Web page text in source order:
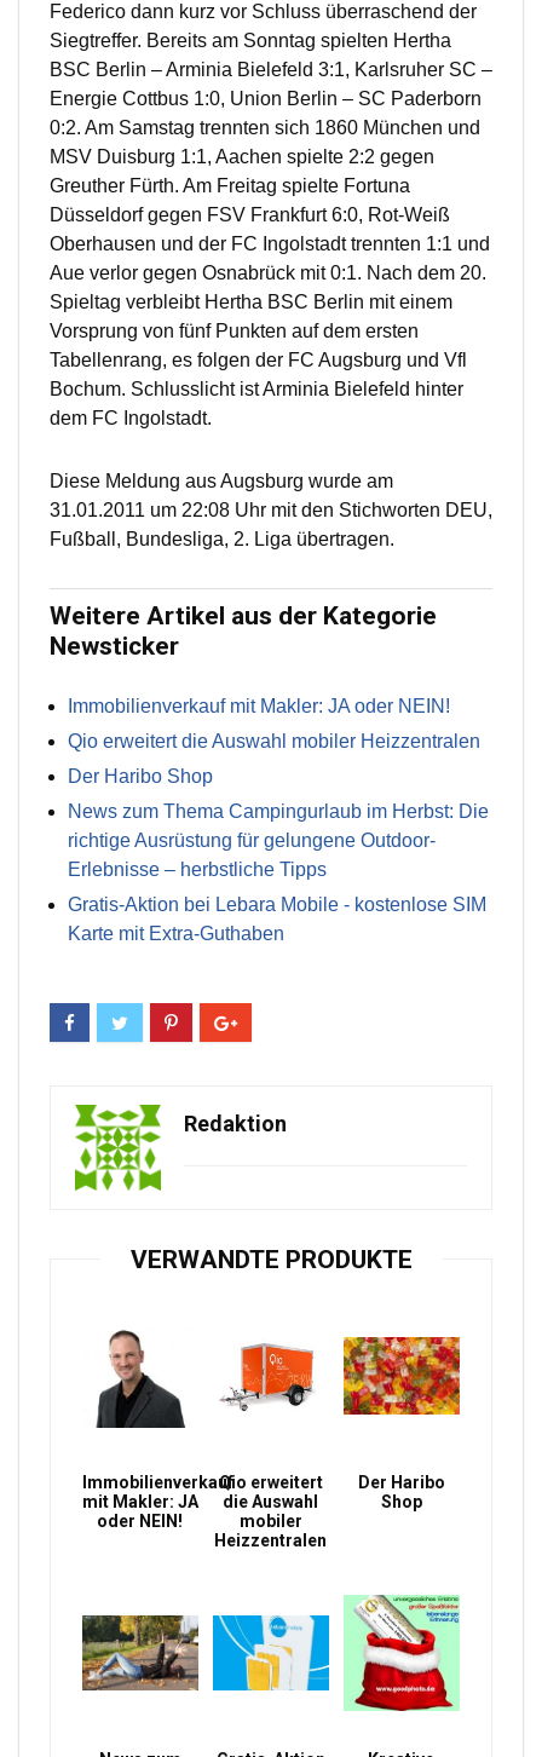
Federico dann kurz vor Schluss überraschend der
Siegtreffer. Bereits am Sonntag spielten Hertha
BSC Berlin – Arminia Bielefeld 3:1, Karlsruher SC –
Energie Cottbus 1:0, Union Berlin – SC Paderborn
0:2. Am Samstag trennten sich 1860 München und
MSV Duisburg 1:1, Aachen spielte 2:2 gegen
Greuther Fürth. Am Freitag spielte Fortuna
Düsseldorf gegen FSV Frankfurt 6:0, Rot-Weiß
Oberhausen und der FC Ingolstadt trennten 1:1 und
Aue verlor gegen Osnabrück mit 0:1. Nach dem 20.
Spieltag verbleibt Hertha BSC Berlin mit einem
Vorsprung von fünf Punkten auf dem ersten
Tabellenrang, es folgen der FC Augsburg und Vfl
Bochum. Schlusslicht ist Arminia Bielefeld hinter
dem FC Ingolstadt.
Diese Meldung aus Augsburg wurde am
31.01.2011 um 22:08 Uhr mit den Stichworten DEU,
Fußball, Bundesliga, 2. Liga übertragen.
Weitere Artikel aus der Kategorie
Newsticker
Immobilienverkauf mit Makler: JA oder NEIN!
Qio erweitert die Auswahl mobiler Heizzentralen
Der Haribo Shop
News zum Thema Campingurlaub im Herbst: Die
richtige Ausrüstung für gelungene Outdoor-
Erlebnisse – herbstliche Tipps
Gratis-Aktion bei Lebara Mobile - kostenlose SIM
Karte mit Extra-Guthaben
Redaktion
VERWANDTE PRODUKTE
Immobilienverkauf
mit Makler: JA
oder NEIN!
Qio erweitert
die Auswahl
mobiler
Heizzentralen
Der Haribo
Shop